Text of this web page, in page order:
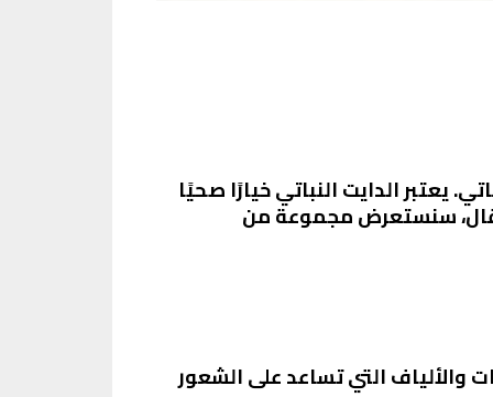
يعتبر الدايت النباتي خيارًا صحيًا
سنستعرض مجموعة من
والألياف التي تساعد على الشعور